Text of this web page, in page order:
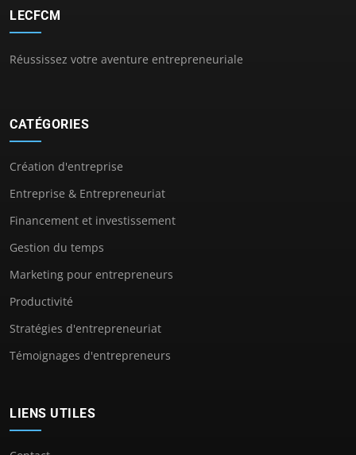
LECFCM
Réussissez votre aventure entrepreneuriale
CATÉGORIES
Création d'entreprise
Entreprise & Entrepreneuriat
Financement et investissement
Gestion du temps
Marketing pour entrepreneurs
Productivité
Stratégies d'entrepreneuriat
Témoignages d'entrepreneurs
LIENS UTILES